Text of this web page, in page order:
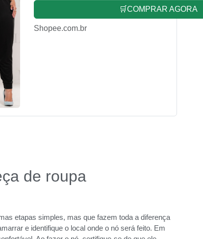
🛒COMPRAR AGORA
Shopee.com.br
de roupa
etapas simples, mas que fazem toda a diferença
e identifique o local onde o nó será feito. Em